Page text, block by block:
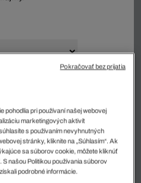
pohodlia pri používaní našej webovej
marketingových aktivít
s používaním nevyhnutných
stránky, kliknite na „Súhlasím“. Ak
sa súborov cookie, môžete kliknúť
S našou Politikou používania súborov
podrobné informácie.
Pokračovať bez prijatia